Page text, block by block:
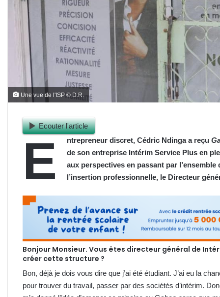
Une vue de l'ISP © D.R.
Ecouter l'article
E ntrepreneur discret, Cédric Ndinga a reçu
de son entreprise Intérim Service Plus en
aux perspectives en passant par
l’insertion professionnelle, le Directeur
Bonjour Monsieur. Vous êtes directeur général de
créer cette structure ?
Bon, déjà je dois vous dire que j’ai été étudiant. J’ai eu la
pour trouver du travail, passer par des sociétés d’intérim.